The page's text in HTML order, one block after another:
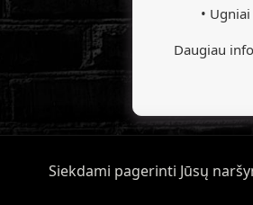
• Ugniai
Daugiau
Siekdami pagerinti Jūsų